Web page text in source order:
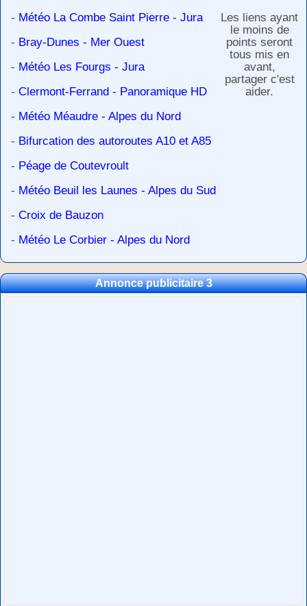
- Météo La Combe Saint Pierre - Jura
- Bray-Dunes - Mer Ouest
- Météo Les Fourgs - Jura
- Clermont-Ferrand - Panoramique HD
- Météo Méaudre - Alpes du Nord
- Bifurcation des autoroutes A10 et A85
- Péage de Coutevroult
- Météo Beuil les Launes - Alpes du Sud
- Croix de Bauzon
- Météo Le Corbier - Alpes du Nord
Les liens ayant
le moins de
points seront
tous mis en
avant,
partager c'est
aider.
Annonce publicitaire 3